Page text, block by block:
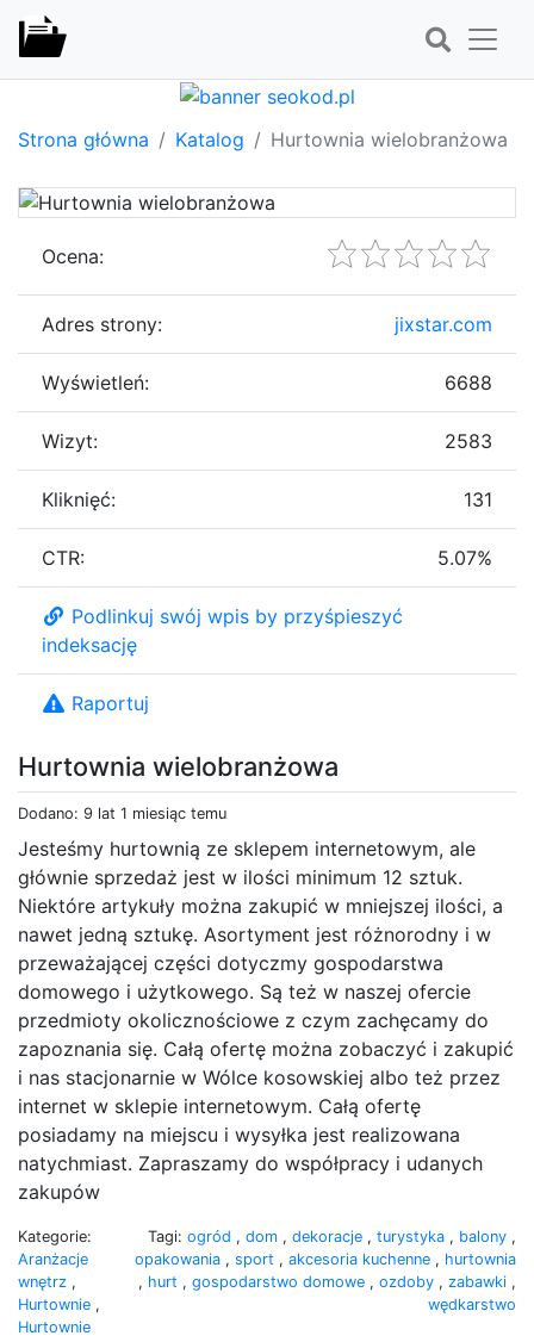
Strona główna Katalog Hurtownia wielobranżowa
Hurtownia wielobranżowa
Dodano: 9 lat 1 miesiąc temu
Jesteśmy hurtownią ze sklepem internetowym, ale
głównie sprzedaż jest w ilości minimum 12 sztuk.
Niektóre artykuły można zakupić w mniejszej ilości, a
nawet jedną sztukę. Asortyment jest różnorodny i w
przeważającej części dotyczmy gospodarstwa
domowego i użytkowego. Są też w naszej ofercie
przedmioty okolicznościowe z czym zachęcamy do
zapoznania się. Całą ofertę można zobaczyć i zakupić
i nas stacjonarnie w Wólce kosowskiej albo też przez
internet w sklepie internetowym. Całą ofertę
posiadamy na miejscu i wysyłka jest realizowana
natychmiast. Zapraszamy do współpracy i udanych
zakupów
Kategorie:
Aranżacje
wnętrz ,
Hurtownie ,
Hurtownie
Tagi: ogród , dom , dekoracje , turystyka , balony ,
opakowania , sport , akcesoria kuchenne , hurtownia
, hurt , gospodarstwo domowe , ozdoby , zabawki ,
wędkarstwo
Ocena:
Adres strony: jixstar.com
Wyświetleń: 6688
Wizyt: 2583
Kliknięć: 131
CTR: 5.07%
Podlinkuj swój wpis by przyśpieszyć
indeksację
Raportuj